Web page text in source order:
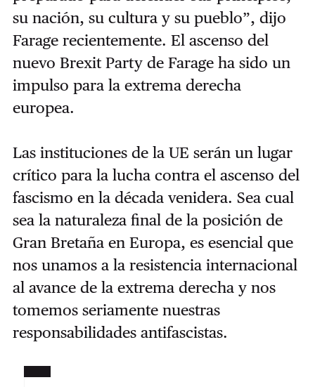
su nación, su cultura y su pueblo”, dijo
Farage recientemente. El ascenso del
nuevo Brexit Party de Farage ha sido un
impulso para la extrema derecha
europea.
Las instituciones de la UE serán un lugar
crítico para la lucha contra el ascenso del
fascismo en la década venidera. Sea cual
sea la naturaleza final de la posición de
Gran Bretaña en Europa, es esencial que
nos unamos a la resistencia internacional
al avance de la extrema derecha y nos
tomemos seriamente nuestras
responsabilidades antifascistas.